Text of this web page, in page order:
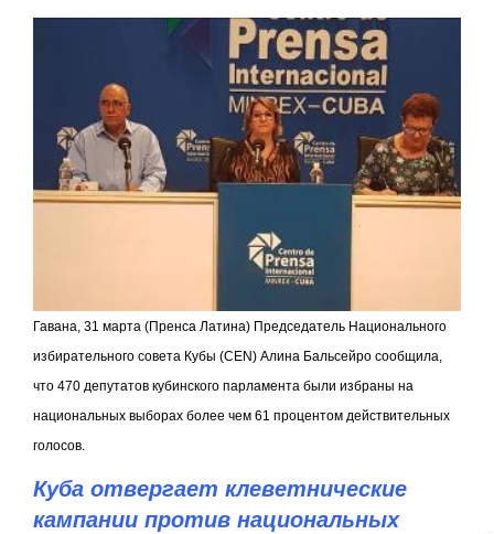
Гавана, 31 марта (Пренса Латина) Председатель Национального
избирательного совета Кубы (CEN) Алина Бальсейро сообщила,
что 470 депутатов кубинского парламента были избраны на
национальных выборах более чем 61 процентом действительных
голосов.
Куба отвергает клеветнические
кампании против национальных